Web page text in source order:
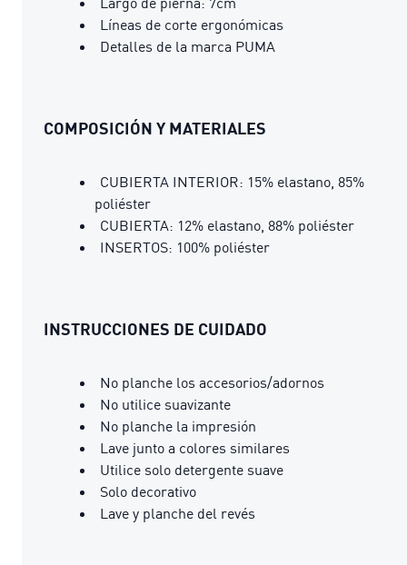
Líneas de corte ergonómicas
Detalles de la marca PUMA
COMPOSICIÓN Y MATERIALES
CUBIERTA INTERIOR: 15% elastano, 85%
poliéster
CUBIERTA: 12% elastano, 88% poliéster
INSERTOS: 100% poliéster
INSTRUCCIONES DE CUIDADO
No planche los accesorios/adornos
No utilice suavizante
No planche la impresión
Lave junto a colores similares
Utilice solo detergente suave
Solo decorativo
Lave y planche del revés